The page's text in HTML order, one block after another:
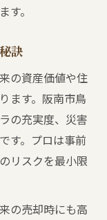
。
訣
の資産価値や住
ます。阪南市鳥
の充実度、災害
す。プロは事前
リスクを最小限
の売却時にも高